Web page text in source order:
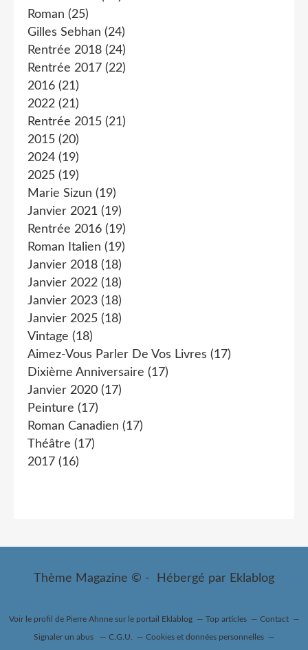
Roman (25)
Gilles Sebhan (24)
Rentrée 2018 (24)
Rentrée 2017 (22)
2016 (21)
2022 (21)
Rentrée 2015 (21)
2015 (20)
2024 (19)
2025 (19)
Marie Sizun (19)
Janvier 2021 (19)
Rentrée 2016 (19)
Roman Italien (19)
Janvier 2018 (18)
Janvier 2022 (18)
Janvier 2023 (18)
Janvier 2025 (18)
Vintage (18)
Aimez-Vous Parler De Vos Livres (17)
Dixième Anniversaire (17)
Janvier 2020 (17)
Peinture (17)
Roman Canadien (17)
Théâtre (17)
2017 (16)
Thème Magazine © - Hébergé par Eklablog
Voir le profil de Pierre Ahnnesur le portail Eklablog Top articles Contact
Signaler un abus C.G.U. Cookies et données personnelles